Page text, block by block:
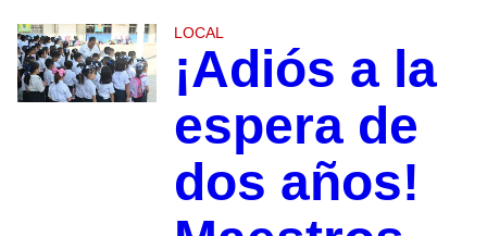
LOCAL
¡Adiós a la
espera de
dos años!